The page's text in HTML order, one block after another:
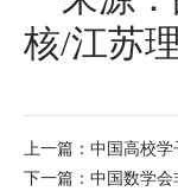
核/江苏
上一篇： 中国高校
下一篇： 中国数学会